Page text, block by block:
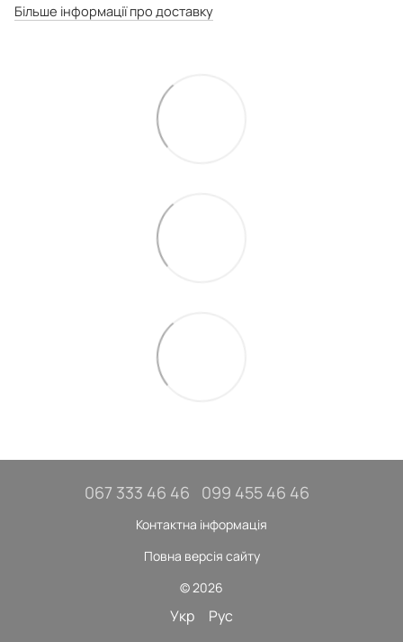
Більше інформації про доставку
067 333 46 46 099 455 46 46
Контактна інформація
Повна версія сайту
© 2026
Укр Рус